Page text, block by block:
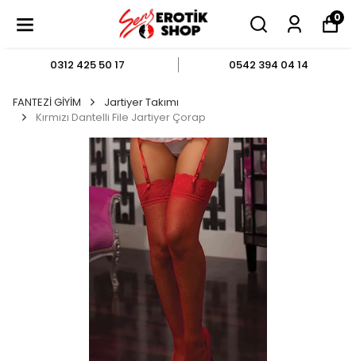
0
0312 425 50 17 0542 394 04 14
FANTEZİ GİYİM
Jartiyer Takımı
Kırmızı Dantelli File Jartiyer Çorap